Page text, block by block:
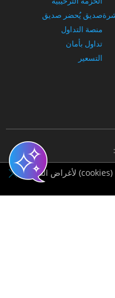
يستخدم هذا الموقع ملفات تعريف الارتباط (cookies) لأغراض التسويق
صديق يُحضر صديق
منصة التداول
تداول بأمان
التسعير